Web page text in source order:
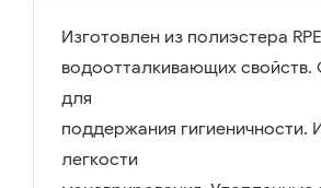
Изготовлен из полиэстера
водоотталкивающих
для
поддержания
легкости